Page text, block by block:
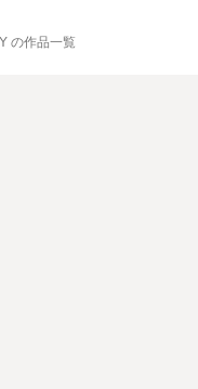
の作品一覧